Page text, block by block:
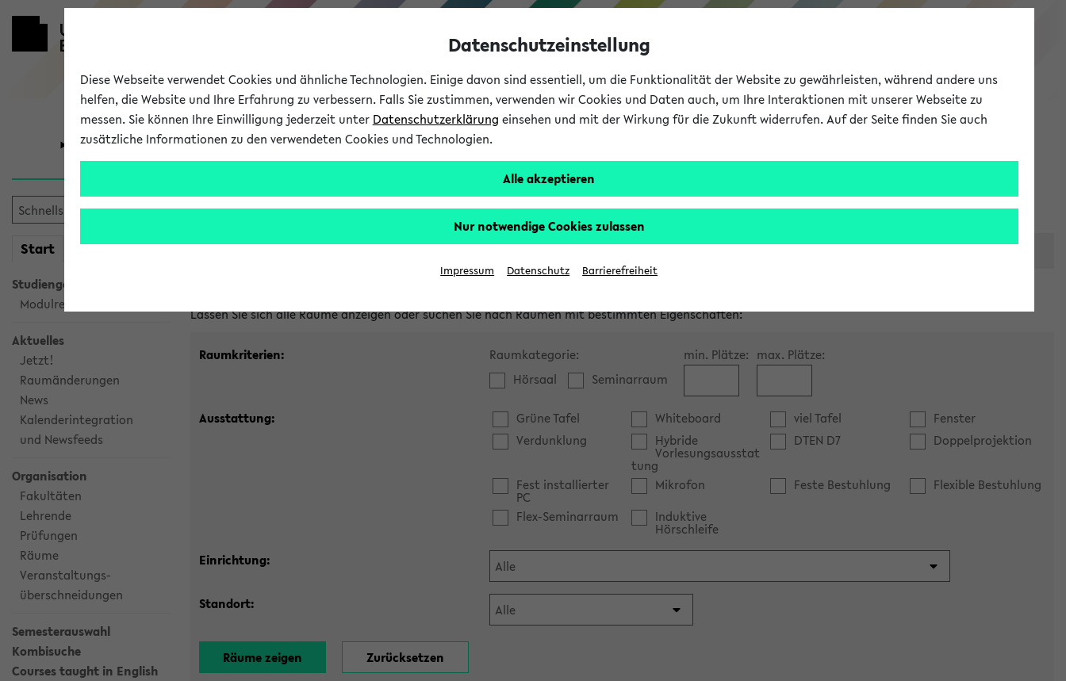
eKVV
Universität Forschung Studium
Start meineKVV
Studiengangsauswahl
Modulrecherche
Aktuelles
Jetzt!
Raumänderungen
News
Kalenderintegration
und Newsfeeds
Organisation
Fakultäten
Lehrende
Prüfungen
Räume
Veranstaltungs-
überschneidungen
Semesterauswahl
Kombisuche
Courses taught in English
Im eKVV verwaltete Räume
Lassen Sie sich alle Räume anzeigen oder suchen Sie nach Räumen mit bestimmten Eigenschaften:
Raumkriterien:
Raumkategorie:
Hörsaal
Seminarraum
min. Plätze: max. Plätze:
Ausstattung: Grüne Tafel Whiteboard viel Tafel
Fenster
Verdunklung
Hybride
Vorlesungsausstat
tung
DTEN D7 Doppelprojektion
Fest installierter
PC
Mikrofon Feste Bestuhlung
Flexible Bestuhlung
Flex-Seminarraum
Induktive
Hörschleife
Einrichtung:
Standort:
Datenschutzeinstellung
Diese Webseite verwendet Cookies und ähnliche Technologien. Einige davon sind essentiell, um die Funktionalität der Website zu gewährleisten, während andere uns
helfen, die Website und Ihre Erfahrung zu verbessern. Falls Sie zustimmen, verwenden wir Cookies und Daten auch, um Ihre Interaktionen mit unserer Webseite zu
messen. Sie können Ihre Einwilligung jederzeit unter Datenschutzerklärung einsehen und mit der Wirkung für die Zukunft widerrufen. Auf der Seite finden Sie auch
zusätzliche Informationen zu den verwendeten Cookies und Technologien.
Alle akzeptieren
Nur notwendige Cookies zulassen
Impressum Datenschutz Barrierefreiheit